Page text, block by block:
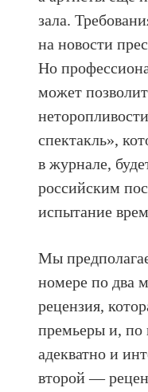
зала.
на новости
Но
может
спектакль»,
в журнале,
российским
испытание
Мы
номере по два
рецензия,
премьеры и,
адекватно и
второй —